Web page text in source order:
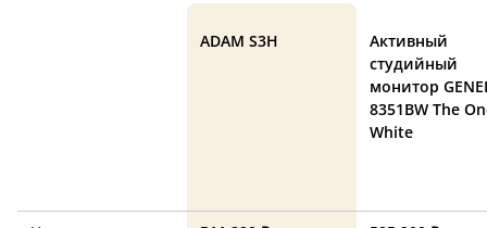
ADAM S3H
Активный
студийный
монитор
8351BW The
White